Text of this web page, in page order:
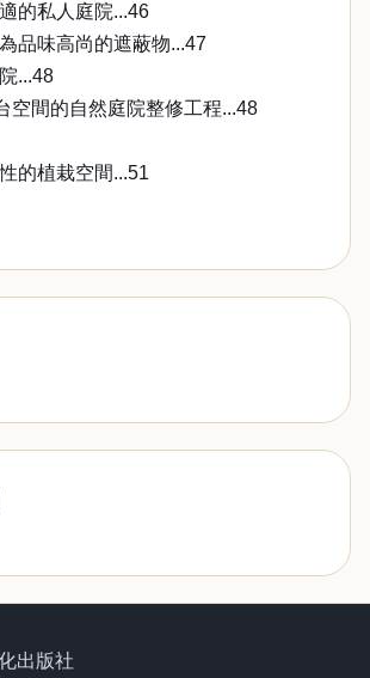
的私人庭院...46
品味高尚的遮蔽物...47
...48
空間的自然庭院整修工程...48
的植栽空間...51
出版社